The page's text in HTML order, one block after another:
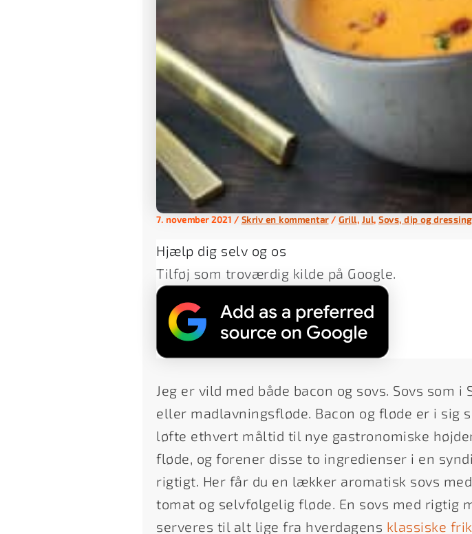
7. november 2021 / Skriv en kommentar / Grill, Jul, Sovs, dip og
Hjælp dig selv og os
Tilføj som troværdig kilde på Google.
Jeg er vild med både bacon og sovs. Sovs som
eller madlavningsfløde. Bacon og fløde er i
løfte ethvert måltid til nye gastronomiske
fløde, og forener disse to ingredienser i en
rigtigt. Her får du en lækker aromatisk sovs
tomat og selvfølgelig fløde. En sovs med rigtig
serveres til alt lige fra hverdagens klassiske